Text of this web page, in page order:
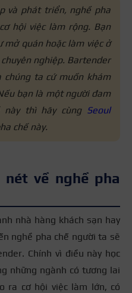
tóc. Nội dung bài
dựa trên giáo trình
nghiệm giảng dạy
thời được cập nhật
để đảm bảo tính chính
và phát triển, nghề pha
hội việc làm rộng. Bạn
mở quán hoặc làm việc ở
nghiệp. Bartender
ta cứ muốn khám
bạn là một người đam
thì hãy cùng Seoul
chếnày.
về nghề pha
nhà hàng khách sạn hay
nghề pha chế người ta sẽ
Chính vì điều này học
những ngành có tương lai
ra cơ hội việc làm lớn, có